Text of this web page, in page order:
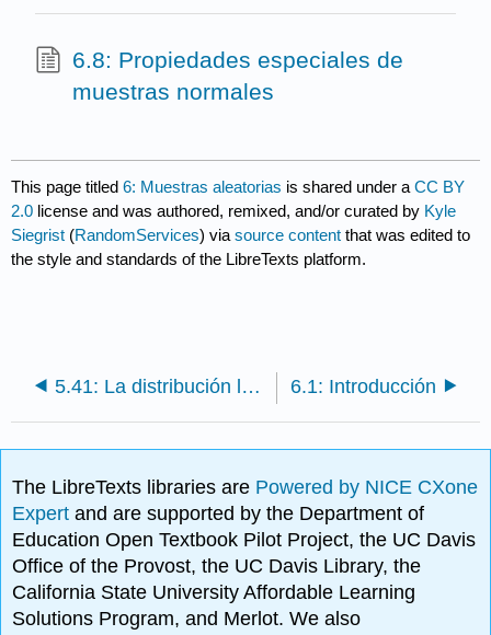
6.8: Propiedades especiales de
muestras normales
This page titled6: Muestras aleatorias is shared under aCC BY
2.0 license and was authored, remixed, and/or curated by Kyle
Siegrist (RandomServices) viasource content that was edited to
the style and standards of the LibreTexts platform.
5.41: La distribución logarítmica en serie 6.1: Introducción
The LibreTexts libraries are Powered by NICE CXone
Expertand are supported by the Department of
Education Open Textbook Pilot Project, the UC Davis
Office of the Provost, the UC Davis Library, the
California State University Affordable Learning
Solutions Program, and Merlot. We also